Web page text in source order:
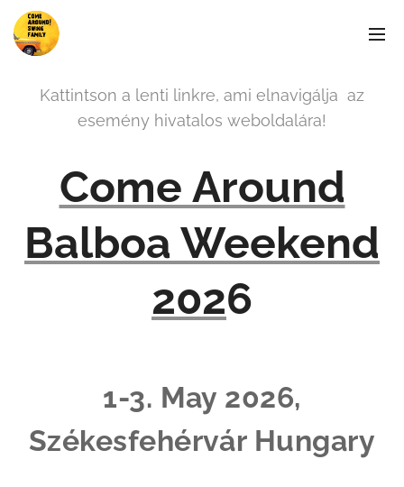
Kattintson a lenti linkre, ami elnavigálja az
esemény hivatalos weboldalára!
Come Around
Balboa Weekend
2026
1-3. May 2026,
Székesfehérvár Hungary